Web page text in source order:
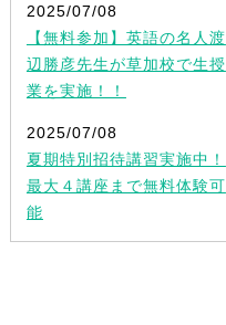
2025/07/08
【無料参加】英語の名人渡
辺勝彦先生が草加校で生授
業を実施！！
2025/07/08
夏期特別招待講習実施中！
最大４講座まで無料体験可
能